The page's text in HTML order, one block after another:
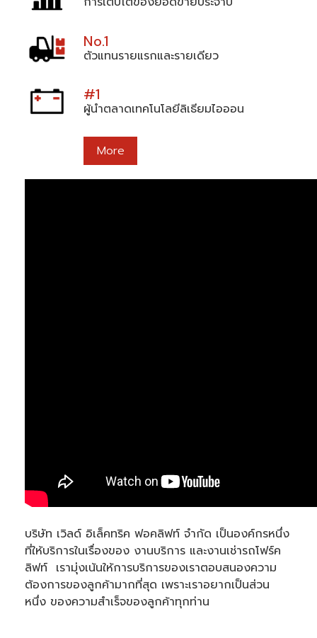
No.1
ตัวแทนรายแรกและรายเดียว
#1
ผู้นำตลาดเทคโนโลยีลิเธียมไอออน
More
บริษัท เวิลด์ อิเล็คทริค ฟอคลิฟท์ จำกัด เป็นองค์กรหนึ่ง
ที่ให้บริการในเรื่องของ งานบริการ และงานเช่ารถโฟร์ค
ลิฟท์  เรามุ่งเน้นให้การบริการของเราตอบสนองความ
ต้องการของลูกค้ามากที่สุด เพราะเราอยากเป็นส่วน
หนึ่ง ของความสำเร็จของลูกค้าทุกท่าน